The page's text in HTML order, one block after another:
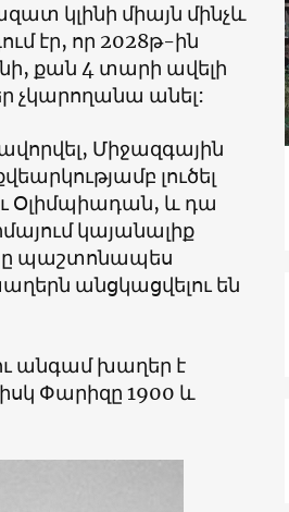
կլինի միայն մինչև
էր, որ 2028թ-ին
քան 4 տարի ավելի
չկարողանա անել:
Միջազգային
լուծել
Օլիմպիադան, և դա
կայանալիք
ը պաշտոնապես
անցկացվելու են
անգամ խաղեր է
իսկ Փարիզը 1900 և